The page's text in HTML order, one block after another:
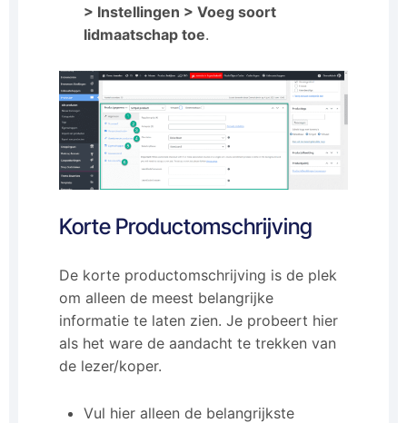
> Instellingen > Voeg soort
lidmaatschap toe.
Korte Productomschrijving
De korte productomschrijving is de plek
om alleen de meest belangrijke
informatie te laten zien. Je probeert hier
als het ware de aandacht te trekken van
de lezer/koper.
Vul hier alleen de belangrijkste